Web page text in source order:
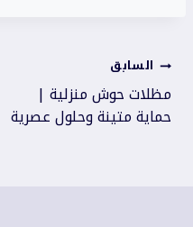
تصفّح
المقالات
السابق
مظلات حوش منزلية |
حماية متينة وحلول عصرية